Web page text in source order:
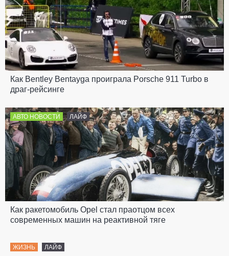
Как Bentley Bentayga проиграла Porsche 911 Turbo в
драг-рейсинге
АВТО НОВОСТИ ЛАЙФ
Как ракетомобиль Opel стал праотцом всех
современных машин на реактивной тяге
ЖИЗНЬ ЛАЙФ